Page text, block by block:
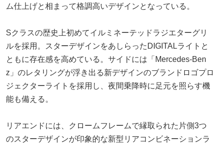
ム仕上げと相まって格調高いデザインとなっている。
Sクラスの歴史上初めてイルミネーテッドラジエターグリ
ルを採用。スターデザインをあしらったDIGITALライトと
ともに存在感を高めている。サイドには「Mercedes-Ben
z」のレタリングが浮き出る新デザインのブランドロゴプロ
ジェクターライトを採用し、夜間乗降時に足元を照らす機
能も備える。
リアエンドには、クロームフレームで縁取られた片側3つ
のスターデザインが印象的な新型リアコンビネーションラ